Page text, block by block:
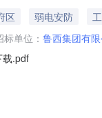
区 弱电安防
标单位： 鲁西集团有
载.pdf